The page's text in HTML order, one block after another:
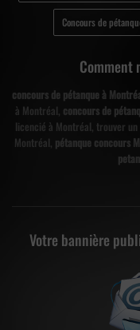
Concours de
Comment
concours de pétanque à
à Montréal, concours de
licencié à Montréal, trouver un
Montréal, pétanque concours
Votre bannière